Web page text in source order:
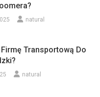
natural
Transportową Do
natural